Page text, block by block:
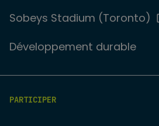
Sobeys Stadium (Toronto)
Développement durable
PARTICIPER